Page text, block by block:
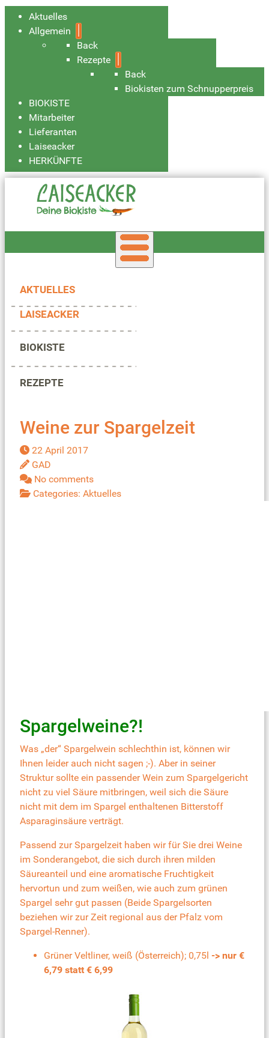
Aktuelles
Allgemein
Back
Rezepte
Back
Biokisten zum Schnupperpreis
BIOKISTE
Mitarbeiter
Lieferanten
Laiseacker
HERKÜNFTE
AKTUELLES
LAISEACKER
BIOKISTE
REZEPTE
Weine zur Spargelzeit
22 April 2017
GAD
No comments
Categories: Aktuelles
Spargelweine?!
Was „der“ Spargelwein schlechthin ist, können wir
Ihnen leider auch nicht sagen ;-). Aber in seiner
Struktur sollte ein passender Wein zum Spargelgericht
nicht zu viel Säure mitbringen, weil sich die Säure
nicht mit dem im Spargel enthaltenen Bitterstoff
Asparaginsäure verträgt.
Passend zur Spargelzeit haben wir für Sie drei Weine
im Sonderangebot, die sich durch ihren milden
Säureanteil und eine aromatische Fruchtigkeit
hervortun und zum weißen, wie auch zum grünen
Spargel sehr gut passen (Beide Spargelsorten
beziehen wir zur Zeit regional aus der Pfalz vom
Spargel-Renner).
Grüner Veltliner, weiß (Österreich); 0,75l -> nur €
6,79 statt € 6,99